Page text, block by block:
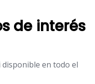
de interés
en todo el